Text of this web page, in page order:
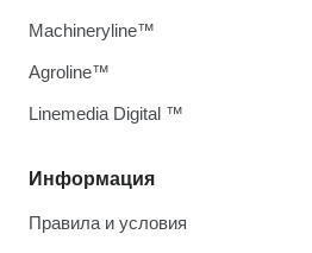
Информация
Правила и условия
Machineryline™
Agroline™
Linemedia Digital ™